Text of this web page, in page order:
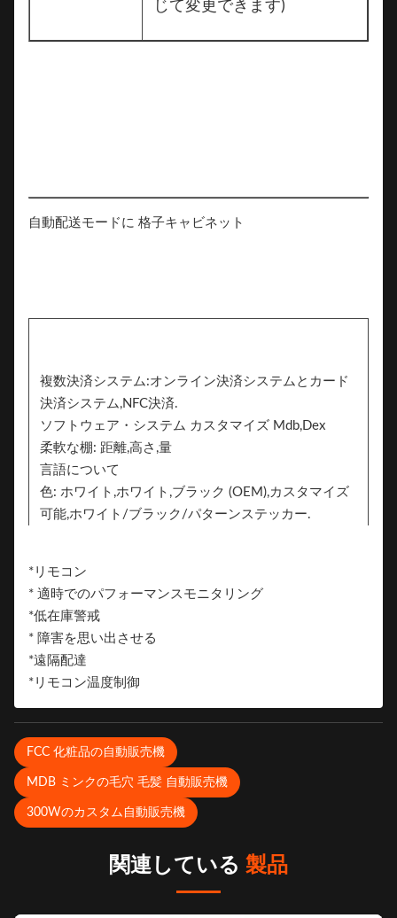
じて変更できます)
自動配送モードに 格子キャビネット
複数決済システム:オンライン決済システムとカード
決済システム,NFC決済.
ソフトウェア・システム カスタマイズ Mdb,Dex
柔軟な棚: 距離,高さ,量
言語について
色: ホワイト,ホワイト,ブラック (OEM),カスタマイズ
可能,ホワイト/ブラック/パターンステッカー.
ブランド
*リモコン
* 適時でのパフォーマンスモニタリング
*低在庫警戒
* 障害を思い出させる
*遠隔配達
*リモコン温度制御
FCC 化粧品の自動販売機
MDB ミンクの毛穴 毛髪 自動販売機
300Wのカスタム自動販売機
関連している 製品